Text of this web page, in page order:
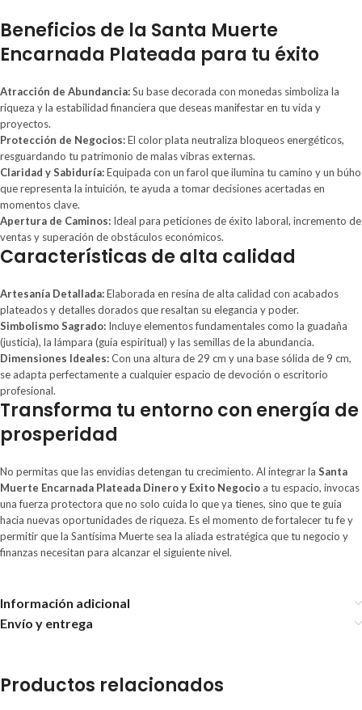
Beneficios de la Santa Muerte
Encarnada Plateada para tu éxito
Atracción de Abundancia:Su base decorada con monedas simboliza la
riqueza y la estabilidad financiera que deseas manifestar en tu vida y
proyectos.
Protección de Negocios:El color plata neutraliza bloqueos energéticos,
resguardando tu patrimonio de malas vibras externas.
Claridad y Sabiduría:Equipada con un farol que ilumina tu camino y un búho
que representa la intuición, te ayuda a tomar decisiones acertadas en
momentos clave.
Apertura de Caminos: Ideal para peticiones de éxito laboral, incremento de
ventas y superación de obstáculos económicos.
Características de alta calidad
Artesanía Detallada:Elaborada en resina de alta calidad con acabados
plateados y detalles dorados que resaltan su elegancia y poder.
Simbolismo Sagrado: Incluye elementos fundamentales como la guadaña
(justicia), la lámpara (guía espiritual) y las semillas de la abundancia.
Dimensiones Ideales:Con una altura de 29 cm y una base sólida de 9 cm,
se adapta perfectamente a cualquier espacio de devoción o escritorio
profesional.
Transforma tu entorno con energía de
prosperidad
No permitas que las envidias detengan tu crecimiento. Al integrar la Santa
Muerte Encarnada Plateada Dinero y Exito Negocio a tu espacio, invocas
una fuerza protectora que no solo cuida lo que ya tienes, sino que te guía
hacia nuevas oportunidades de riqueza. Es el momento de fortalecer tu fe y
permitir que la Santísima Muerte sea la aliada estratégica que tu negocio y
finanzas necesitan para alcanzar el siguiente nivel.
Información adicional
Envío y entrega
Productos relacionados